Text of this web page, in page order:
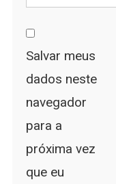
Salvar meus
dados neste
navegador
para a
próxima vez
que eu